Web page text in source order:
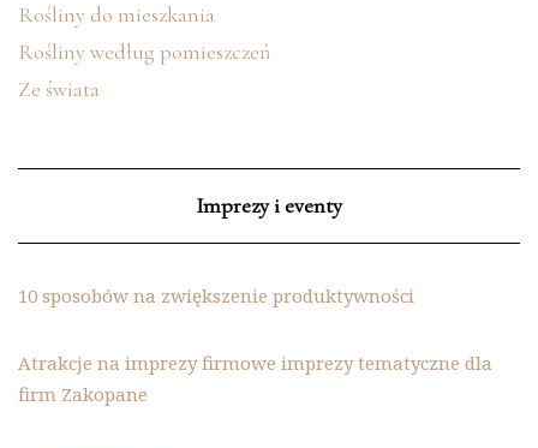
Rośliny do mieszkania
Rośliny według pomieszczeń
Ze świata
Imprezy i eventy
10 sposobów na zwiększenie produktywności
Atrakcje na imprezy firmowe imprezy tematyczne dla
firm Zakopane